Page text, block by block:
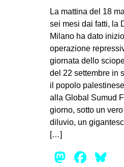
La mattina del 18
sei mesi dai fatti, la
Milano ha dato
operazione
giornata dello
del 22 settembre in
il popolo
alla Global Sumud
giorno, sotto un
diluvio, un
[…]